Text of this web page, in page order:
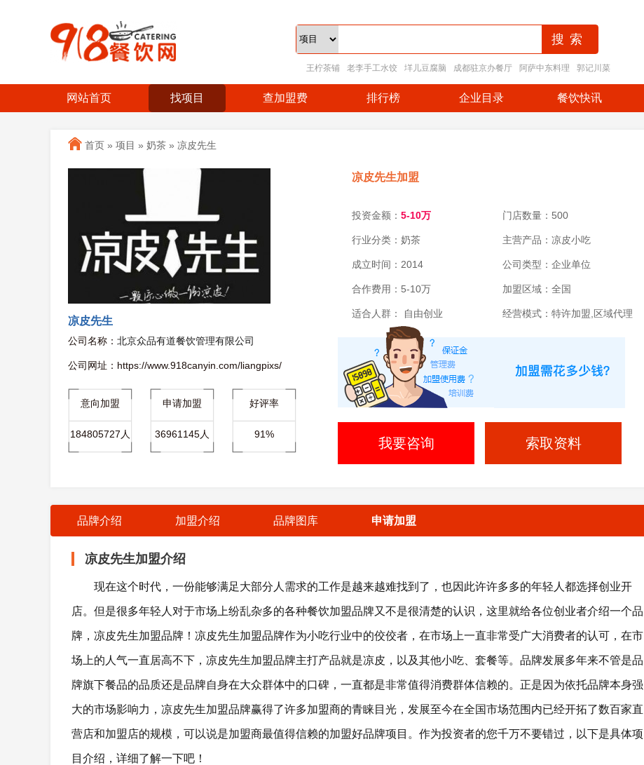
王柠茶铺 老李手工水饺 垟儿豆腐脑 成都驻京办餐厅 阿萨中东料理 郭记川菜
网站首页 找项目 查加盟费 排行榜 企业目录 餐饮快讯
首页 » 项目 » 奶茶 » 凉皮先生
凉皮先生
公司名称： 北京众品有道餐饮管理有限公司
公司网址：https://www.918canyin.com/liangpixs/
意向加盟
184805727人
申请加盟
36961145人
好评率
91%
凉皮先生加盟
投资金额： 5-10万 门店数量：500
行业分类：奶茶 主营产品：凉皮小吃
成立时间：2014 公司类型：企业单位
合作费用：5-10万 加盟区域：全国
适合人群： 自由创业 经营模式：特许加盟,区域代理
我要咨询 索取资料
品牌介绍 加盟介绍 品牌图库 申请加盟
凉皮先生加盟介绍
现在这个时代，一份能够满足大部分人需求的工作是越来越难找到了，也因此许许多多的年轻人都选择创业开
店。但是很多年轻人对于市场上纷乱杂多的各种餐饮加盟品牌又不是很清楚的认识，这里就给各位创业者介绍一个品
牌，凉皮先生加盟品牌！凉皮先生加盟品牌作为小吃行业中的佼佼者，在市场上一直非常受广大消费者的认可，在市
场上的人气一直居高不下，凉皮先生加盟品牌主打产品就是凉皮，以及其他小吃、套餐等。品牌发展多年来不管是品
牌旗下餐品的品质还是品牌自身在大众群体中的口碑，一直都是非常值得消费群体信赖的。正是因为依托品牌本身强
大的市场影响力，凉皮先生加盟品牌赢得了许多加盟商的青睐目光，发展至今在全国市场范围内已经开拓了数百家直
营店和加盟店的规模，可以说是加盟商最值得信赖的加盟好品牌项目。作为投资者的您千万不要错过，以下是具体项
目介绍，详细了解一下吧！